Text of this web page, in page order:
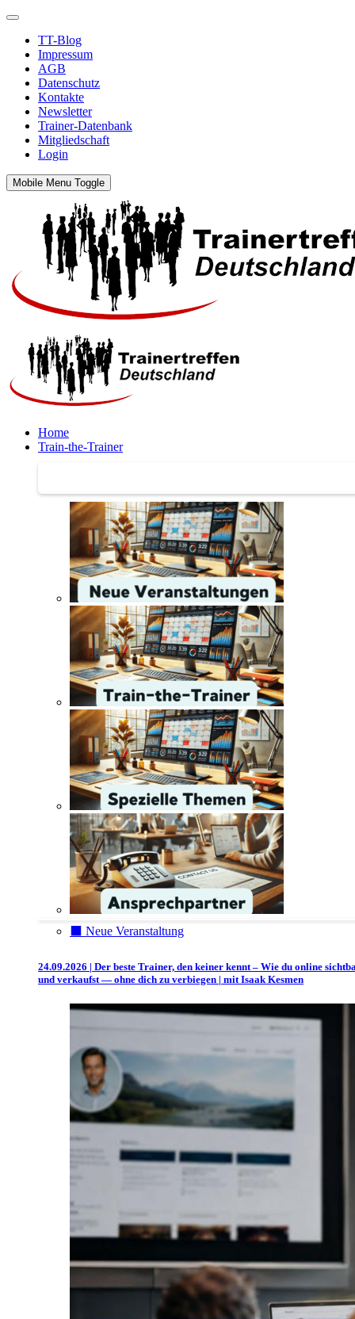
TT-Blog
Impressum
AGB
Datenschutz
Kontakte
Newsletter
Trainer-Datenbank
Mitgliedschaft
Login
Mobile Menu Toggle
Home
Train-the-Trainer
⬛️ Neue Veranstaltung
24.09.2026 | Der beste Trainer, den keiner kennt – Wie du online
und verkaufst — ohne dich zu verbiegen | mit Isaak Kesmen